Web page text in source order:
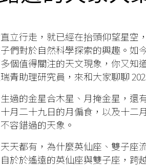
立行走，就已經在抬頭仰望星空
們對於自然科學探索的興趣。如
個值得關注的天文現象，你又知
青助理研究員，來和大家聊聊
過的金星合木星、月掩金星，還
月二十九日的月偏食，以及十二
容錯過的天象。
天都有，為什麼英仙座、雙子座
於於遙遠的英仙座與雙子座，跨